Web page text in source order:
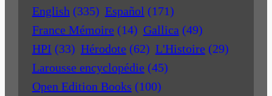
English (335) Español (171)
France Mémoire (14) Gallica (49)
HPI (33) Hérodote (62) L'Histoire (29)
Larousse encyclopédie (45)
Open Edition Books (100)